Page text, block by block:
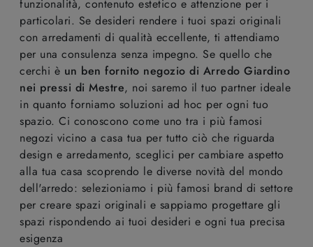
funzionalità, contenuto estetico e attenzione per i
particolari. Se desideri rendere i tuoi spazi originali
con arredamenti di qualità eccellente, ti attendiamo
per una consulenza senza impegno. Se quello che
cerchi è un ben fornito negozio di Arredo Giardino
nei pressi di Mestre, noi saremo il tuo partner ideale
in quanto forniamo soluzioni ad hoc per ogni tuo
spazio. Ci conoscono come uno tra i più famosi
negozi vicino a casa tua per tutto ciò che riguarda
design e arredamento, sceglici per cambiare aspetto
alla tua casa scoprendo le diverse novità del mondo
dell'arredo: selezioniamo i più famosi brand di settore
per creare spazi originali e sappiamo progettare gli
spazi rispondendo ai tuoi desideri e ogni tua precisa
esigenza